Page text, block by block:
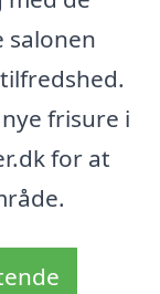
salonen
frisure i
for at